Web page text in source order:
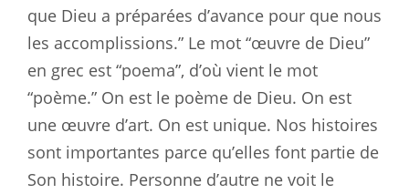
que Dieu a préparées d’avance pour que nous
les accomplissions.” Le mot “œuvre de Dieu”
en grec est “poema”, d’où vient le mot
“poème.” On est le poème de Dieu. On est
une œuvre d’art. On est unique. Nos histoires
sont importantes parce qu’elles font partie de
Son histoire. Personne d’autre ne voit le